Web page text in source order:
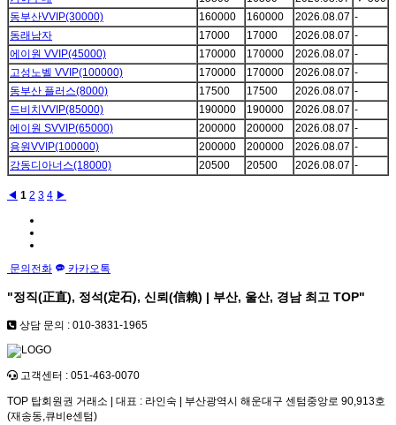
동부산VVIP(30000)
160000 160000 2026.08.07 -
동래남자
17000 17000 2026.08.07 -
에이원 VVIP(45000)
170000 170000 2026.08.07 -
고성노벨 VVIP(100000)
170000 170000 2026.08.07 -
동부산 플러스(8000)
17500 17500 2026.08.07 -
드비치VVIP(85000)
190000 190000 2026.08.07 -
에이원 SVVIP(65000)
200000 200000 2026.08.07 -
용원VVIP(100000)
200000 200000 2026.08.07 -
강동디아너스(18000)
20500 20500 2026.08.07 -
◀ 1 2 3 4 ▶
문의전화 카카오톡
"정직(正直), 정석(定石), 신뢰(信賴) | 부산, 울산, 경남 최고 TOP"
상담 문의 : 010-3831-1965
고객센터 : 051-463-0070
TOP 탑회원권 거래소 | 대표 : 라인숙 | 부산광역시 해운대구 센텀중앙로 90,913호
(재송동,큐비e센텀)